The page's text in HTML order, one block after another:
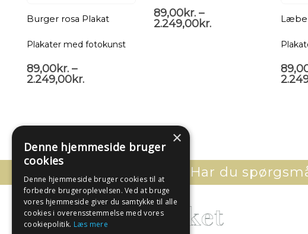
Burger rosa Plakat
Plakater med fotokunst
89,00kr. –
2.249,00kr.
89,00kr. –
2.249,00kr.
Har du
×
Denne hjemmeside bruger
cookies
Denne hjemmeside bruger cookies til at
forbedre brugeroplevelsen. Ved at bruge
vores hjemmeside giver du samtykke til alle
cookies i overensstemmelse med vores
cookiepolitik. Læs mere